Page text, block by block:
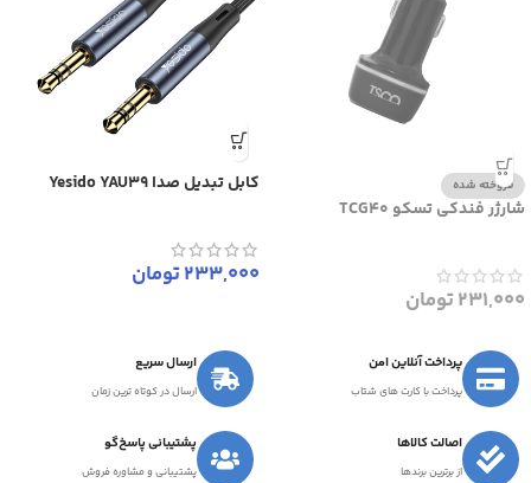
فروخته شده
شارژر فندکی تسکو TCG40
231,000تومان
کابل تبدیل صدا Yesido YAU39
233,000تومان
پرداخت آنلاین امن
پرداخت با کارت های شتاب
ارسال سریع
ارسال در کوتاه ترین زمان
اصالت کالاها
از برترین برندها
پشتیبانی پاسخ‌گو
پشتیبانی و مشاوره فروش